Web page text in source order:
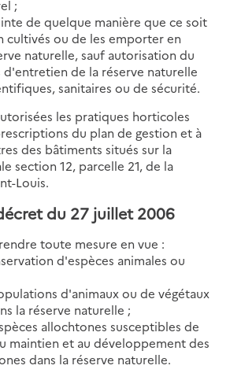
;
de quelque manière que ce soit
cultivés ou de les emporter en
naturelle, sauf autorisation du
de la réserve naturelle
sanitaires ou de sécurité.
les pratiques horticoles
du plan de gestion et à
des bâtiments situés sur la
section 12, parcelle 21, de la
Louis.
du 27 juillet 2006
toute mesure en vue :
d'espèces animales ou
d'animaux ou de végétaux
la réserve naturelle ;
allochtones susceptibles de
maintien et au développement des
dans la réserve naturelle.